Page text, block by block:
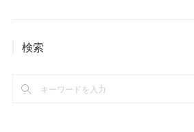
検索